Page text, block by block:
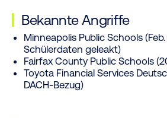
Bekannte Angriffe
Minneapolis Public Schools
Schülerdaten geleakt)
Fairfax County Public Schools
Toyota Financial Services
DACH-Bezug)